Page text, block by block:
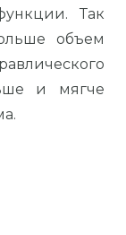
Так
объем
и мягче